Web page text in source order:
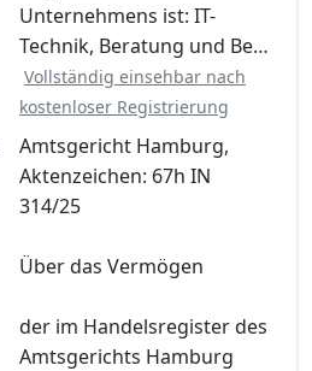
Unternehmens ist: IT-
Technik, Beratung und Be…
Vollständig einsehbar nach
kostenloser Registrierung
Amtsgericht Hamburg,
Aktenzeichen: 67h IN
314/25
Über das Vermögen
der im Handelsregister des
Amtsgerichts Hamburg